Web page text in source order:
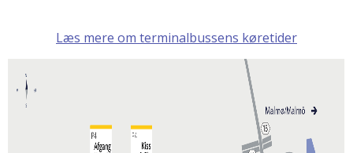
Læs mere om terminalbussens køretider